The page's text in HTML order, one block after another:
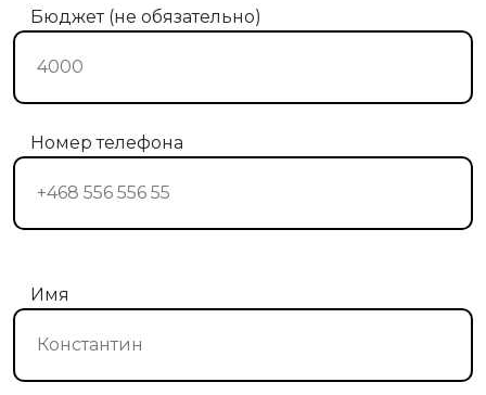
Бюджет (не обязательно)
Номер телефона
Имя